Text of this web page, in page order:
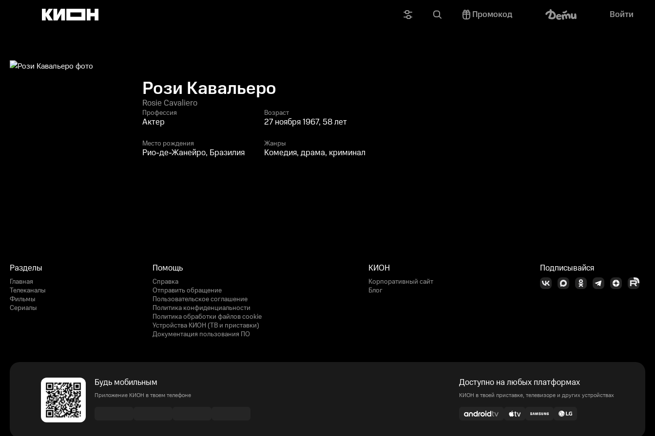
Промокод Войти
Рози Кавальеро
Rosie Cavaliero
Профессия
Актер
Возраст
27 ноября 1967, 58 лет
Место рождения
Рио-де-Жанейро, Бразилия
Жанры
Комедия, драма, криминал
Разделы
Главная
Телеканалы
Фильмы
Сериалы
Помощь
Справка
Отправить обращение
Пользовательское соглашение
Политика конфиденциальности
Политика обработки файлов cookie
Устройства КИОН (ТВ и приставки)
Документация пользования ПО
КИОН
Корпоративный сайт
Блог
Подписывайся
Будь мобильным
Приложение КИОН в твоем телефоне
Доступно на любых платформах
КИОН в твоей приставке, телевизоре и других устройствах